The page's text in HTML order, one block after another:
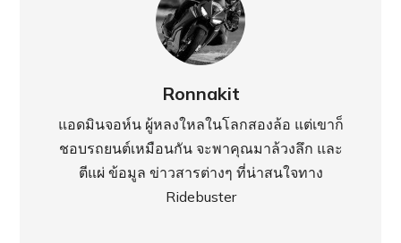
Ronnakit
แอดมินจอห์น ผู้หลงใหลในโลกสองล้อ แต่เขาก็
ชอบรถยนต์เหมือนกัน จะพาคุณมาล้วงลึก และ
ตีแผ่ ข้อมูล ข่าวสารต่างๆ ที่น่าสนใจทาง
Ridebuster